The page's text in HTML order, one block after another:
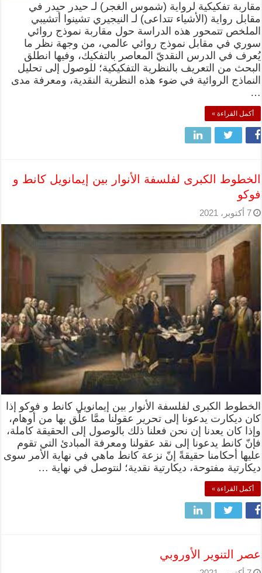
مقاربة تفكيكية لرواية (شموس الغجر) لـ حيدر حيدر في
مقابل رواية (الأشياء تتداعى) لـ النيجيري تشينوا أتشيبي
الملخص تتمحور هذه الدراسة حول مقاربة نموذج روائي
سوري في مقابل نموذج روائي عالمي، من وجهة نظر ما
يُعرف في الدرس النقديّ المعاصر بالتفكيك، وفيها انطلق
البحث من التعريف بالنظرية التفكيكية؛ للوصول إلى تحليل
النماذج الروائية في ضوء هذه النظرية النقدية، ومعرفة مدى
…
أكمل القراءة »
الخطوط الكبرى لفلسفة الأنوار بين إيمانويل كانط و
فوكو
7 أكتوبر، 2021
الخطوط الكبرى لفلسفة الأنوار بين إيمانويل كانط و فوكو إذا
كان ديكارت يدعونا إلى تحرير عقولنا ممَّا علّق بها من أوهام،
وإذا كان يعدنا إن نحن فعلنا ذلك بالوصول إلى الحقيقة كاملة،
فإنّ كانط يدعونا إلى نقد عقولنا ومعرفة المبادئ التي تقوم
عليها أحكامنا حقيقةً إنّ نزعة كانط ماهي في نهاية الأمر سوى
ديكارتية مفتوحة، ديكارتية نقدية؛ لنتوصل في نهاية …
أكمل القراءة »
عصر التنوير الأوروبي